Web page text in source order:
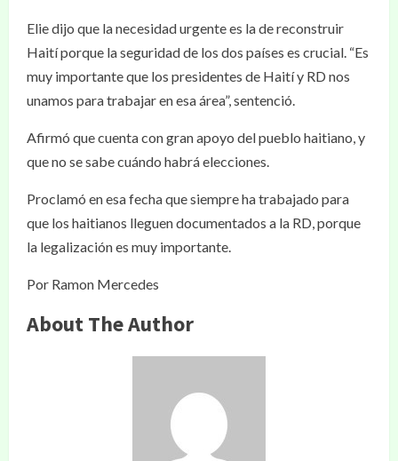
Elie dijo que la necesidad urgente es la de reconstruir
Haití porque la seguridad de los dos países es crucial. “Es
muy importante que los presidentes de Haití y RD nos
unamos para trabajar en esa área”, sentenció.
Afirmó que cuenta con gran apoyo del pueblo haitiano, y
que no se sabe cuándo habrá elecciones.
Proclamó en esa fecha que siempre ha trabajado para
que los haitianos lleguen documentados a la RD, porque
la legalización es muy importante.
Por Ramon Mercedes
About The Author